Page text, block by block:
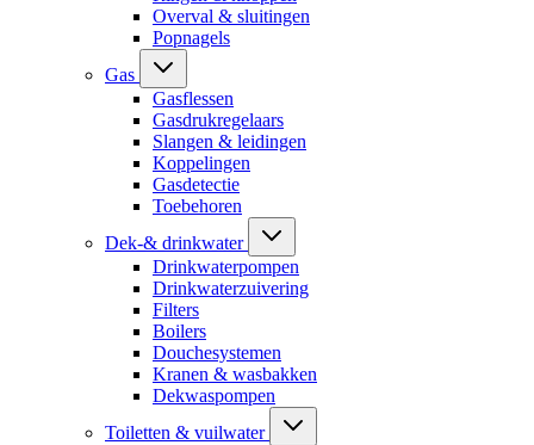
Overval & sluitingen
Popnagels
Gas
Gasflessen
Gasdrukregelaars
Slangen & leidingen
Koppelingen
Gasdetectie
Toebehoren
Dek-& drinkwater
Drinkwaterpompen
Drinkwaterzuivering
Filters
Boilers
Douchesystemen
Kranen & wasbakken
Dekwaspompen
Toiletten & vuilwater